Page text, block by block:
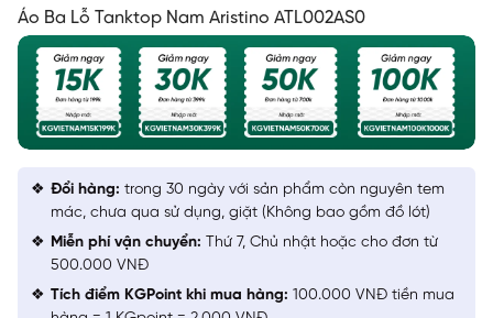
Áo Ba Lỗ Tanktop Nam Aristino ATL002AS0
Đổi hàng: trong 30 ngày với sản phẩm còn nguyên tem
mác, chưa qua sử dụng, giặt (Không bao gồm đồ lót)
Miễn phí vận chuyển: Thứ 7, Chủ nhật hoặc cho đơn từ
500.000 VNĐ
Tích điểm KGPoint khi mua hàng: 100.000 VNĐ tiền mua